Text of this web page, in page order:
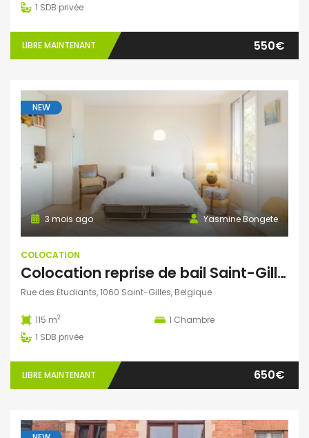
1 SDB privée
LIBRE MAINTENANT 550€
NEW
Yasmine Bongete
3 mois ago
COLOCATION
​Colocation reprise de bail Saint-Gilles Centre
Rue des Ėtudiants, 1060 Saint-Gilles, Belgique
115 m2 1 Chambre
1 SDB privée
LIBRE MAINTENANT 650€